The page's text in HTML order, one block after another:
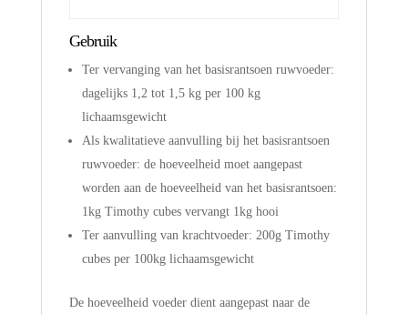
Gebruik
Ter vervanging van het basisrantsoen ruwvoeder:
dagelijks 1,2 tot 1,5 kg per 100 kg
lichaamsgewicht
Als kwalitatieve aanvulling bij het basisrantsoen
ruwvoeder: de hoeveelheid moet aangepast
worden aan de hoeveelheid van het basisrantsoen:
1kg Timothy cubes vervangt 1kg hooi
Ter aanvulling van krachtvoeder: 200g Timothy
cubes per 100kg lichaamsgewicht
De hoeveelheid voeder dient aangepast naar de